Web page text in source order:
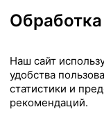
Сша
Наш сайт
удобства
статистики и
рекомендаций.